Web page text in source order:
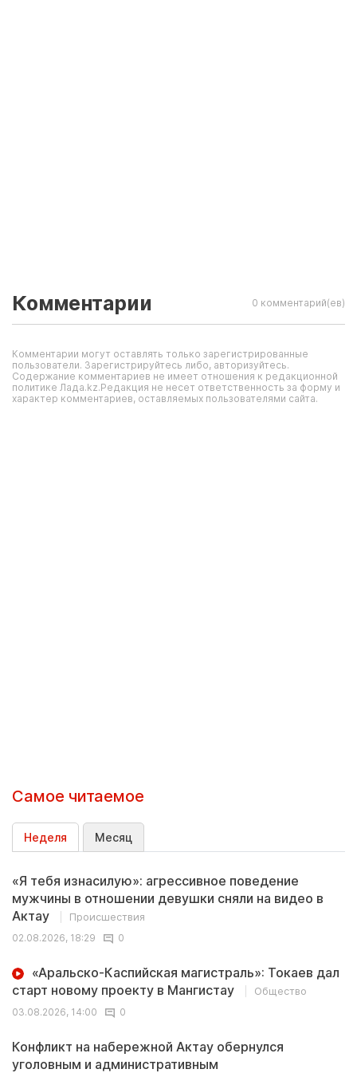
Комментарии 0 комментарий(ев)
Комментарии могут оставлять только зарегистрированные
пользователи. Зарегистрируйтесь либо, авторизуйтесь.
Содержание комментариев не имеет отношения к редакционной
политике Лада.kz.Редакция не несет ответственность за форму и
характер комментариев, оставляемых пользователями сайта.
Самое читаемое
Неделя Месяц
«Я тебя изнасилую»: агрессивное поведение
мужчины в отношении девушки сняли на видео в
Актау
Происшествия
02.08.2026, 18:29
0
«Аральско-Каспийская магистраль»: Токаев дал
старт новому проекту в Мангистау
Общество
03.08.2026, 14:00
0
Конфликт на набережной Актау обернулся
уголовным и административным